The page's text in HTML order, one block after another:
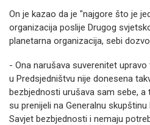
On je kazao da je "najgore što je
organizacija poslije Drugog
planetarna organizacija, sebi
- Ona narušava suverenitet
u Predsjedništvu nije donesena
bezbjednosti urušava sam sebe,
su prenijeli na Generalnu
Savjet bezbjednosti i nemaju